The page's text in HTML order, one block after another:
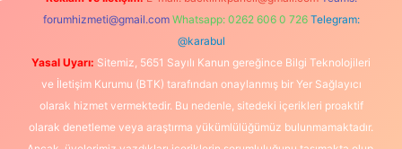
forumhizmeti@gmail.com Whatsapp: 0262 606 0 726 Telegram:
@karabul
Yasal Uyarı: Sitemiz, 5651 Sayılı Kanun gereğince Bilgi Teknolojileri
ve İletişim Kurumu (BTK) tarafından onaylanmış bir Yer Sağlayıcı
olarak hizmet vermektedir. Bu nedenle, sitedeki içerikleri proaktif
olarak denetleme veya araştırma yükümlülüğümüz bulunmamaktadır.